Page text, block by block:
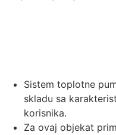
Sistem toplotne
skladu sa
korisnika.
Za ovaj objekat